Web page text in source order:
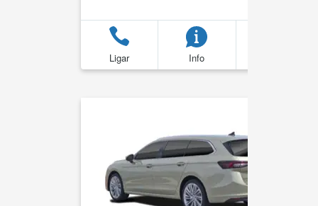
Ligar Info